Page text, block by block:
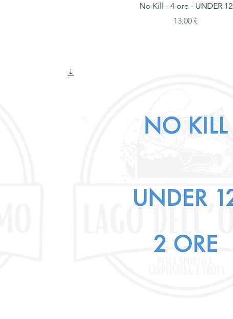
No Kill - 4 ore - UNDER 12
Prezzo
13,00 €